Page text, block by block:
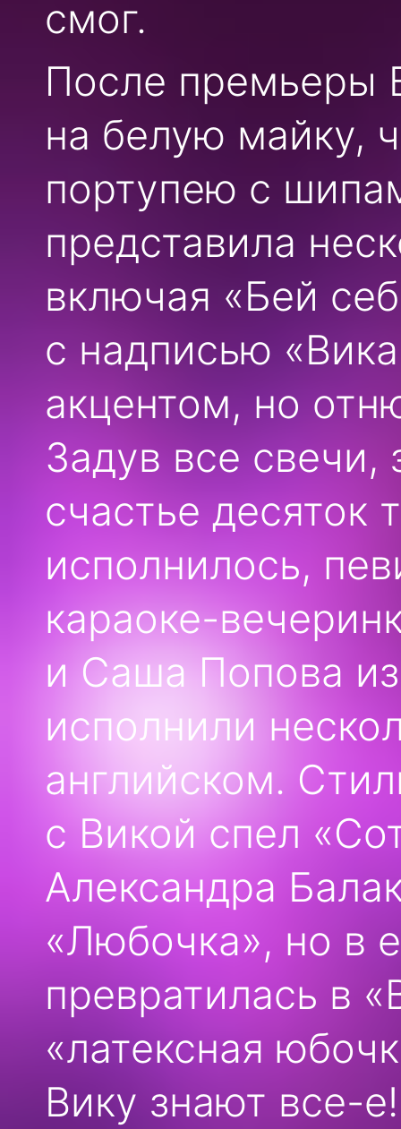
смог.
После премьеры
на белую майку,
портупею с
представила
включая «Бей
с надписью
акцентом, но
Задув все свечи,
счастье десяток
исполнилось,
караоке-
и Саша Попова
исполнили
английском.
с Викой спел
Александра
«Любочка», но в
превратилась в
«латексная
Вику знают все-